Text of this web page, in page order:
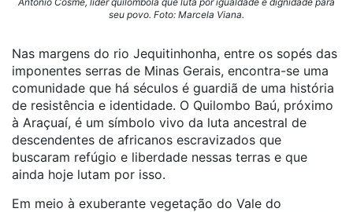
seu povo. Foto: Marcela Viana.
Nas margens do rio Jequitinhonha, entre os sopés das
imponentes serras de Minas Gerais, encontra-se uma
comunidade que há séculos é guardiã de uma história
de resistência e identidade. O Quilombo Baú, próximo
à Araçuaí, é um símbolo vivo da luta ancestral de
descendentes de africanos escravizados que
buscaram refúgio e liberdade nessas terras e que
ainda hoje lutam por isso.
Em meio à exuberante vegetação do Vale do